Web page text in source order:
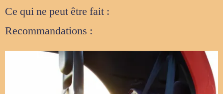
Ce qui ne peut être fait :
Recommandations :